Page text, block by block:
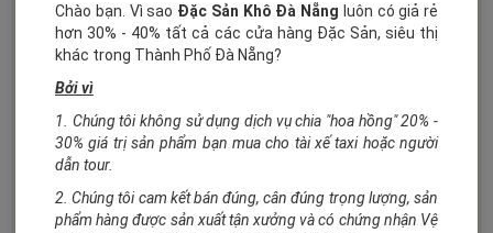
Chào bạn. Vì sao Đặc Sản Khô Đà Nẵng luôn có giả rẻ
hơn 30% - 40% tất cả các cửa hàng Đặc Sản, siêu thị
khác trong Thành Phố Đà Nẵng?
Bởi vì
1. Chúng tôi không sử dụng dịch vụ chia "hoa hồng" 20% -
30% giá trị sản phẩm bạn mua cho tài xế taxi hoặc người
dẫn tour.
2. Chúng tôi cam kết bán đúng, cân đúng trọng lượng, sản
phẩm hàng được sản xuất tận xưởng và có chứng nhận Vệ